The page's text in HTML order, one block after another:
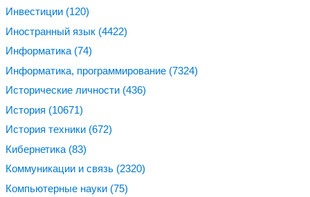
Инвестиции (120)
Иностранный язык (4422)
Информатика (74)
Информатика, программирование (7324)
Исторические личности (436)
История (10671)
История техники (672)
Кибернетика (83)
Коммуникации и связь (2320)
Компьютерные науки (75)